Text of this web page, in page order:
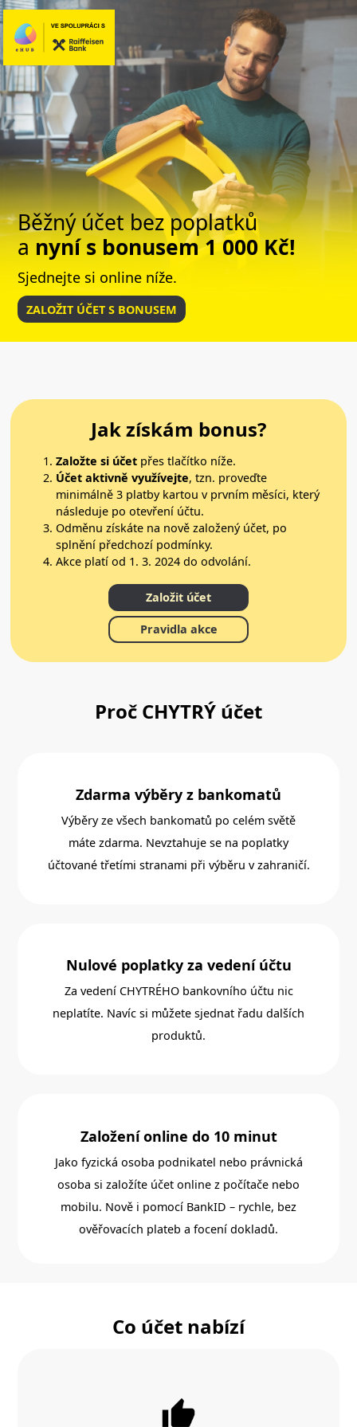
Běžný účet bez poplatků
a nyní s bonusem 1 000 Kč!
Sjednejte si online níže.
ZALOŽIT ÚČET S BONUSEM
Jak získám bonus?
Založte si účet přes tlačítko níže.
Účet aktivně využívejte, tzn. proveďte
minimálně 3 platby kartou v prvním měsíci, který
následuje po otevření účtu.
Odměnu získáte na nově založený účet, po
splnění předchozí podmínky.
Akce platí od 1. 3. 2024 do odvolání.
Založit účet
Pravidla akce
Proč CHYTRÝ účet
Zdarma výběry z bankomatů
Výběry ze všech bankomatů po celém světě
máte zdarma. Nevztahuje se na poplatky
účtované třetími stranami při výběru v zahraničí.
Nulové poplatky za vedení účtu
Za vedení CHYTRÉHO bankovního účtu nic
neplatíte. Navíc si můžete sjednat řadu dalších
produktů.
Založení online do 10 minut
Jako fyzická osoba podnikatel nebo právnická
osoba si založíte účet online z počítače nebo
mobilu. Nově i pomocí BankID – rychle, bez
ověřovacích plateb a focení dokladů.
Co účet nabízí